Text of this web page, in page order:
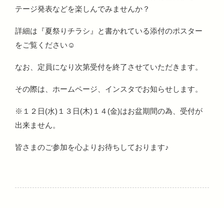
テージ発表などを楽しんでみませんか？
詳細は『夏祭りチラシ』と書かれている添付のポスター
をご覧ください☺
なお、定員になり次第受付を終了させていただきます。
その際は、ホームページ、インスタでお知らせします。
※１２日(水)１３日(木)１４(金)はお盆期間の為、受付が
出来ません。
皆さまのご参加を心よりお待ちしております♪